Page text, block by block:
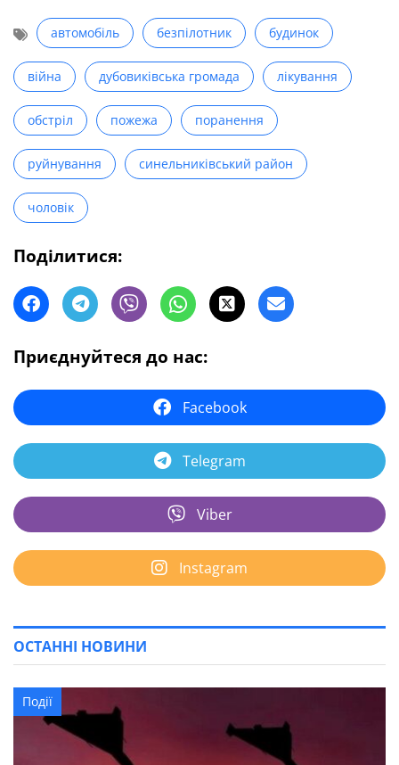
автомобіль безпілотник будинок
війна дубовиківська громада лікування
обстріл пожежа поранення
руйнування синельниківський район
чоловік
Поділитися:
Приєднуйтеся до нас:
Facebook
Telegram
Viber
Instagram
ОСТАННІ НОВИНИ
Події